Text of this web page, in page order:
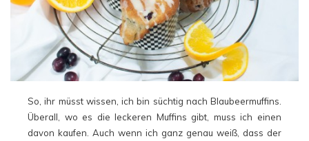
So, ihr müsst wissen, ich bin süchtig nach Blaubeermuffins.
Überall, wo es die leckeren Muffins gibt, muss ich einen
davon kaufen. Auch wenn ich ganz genau weiß, dass der